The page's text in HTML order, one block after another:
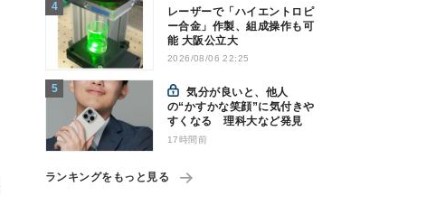
レーザーで「ハイエントロピ
ー合金」作製、組成操作も可
能 大阪公立大
2026/08/06 22:25
気分が良いと、他人
の“かすかな笑顔”に気付きや
すくなる 理科大など発見
17時間前
ランキングをもっと見る